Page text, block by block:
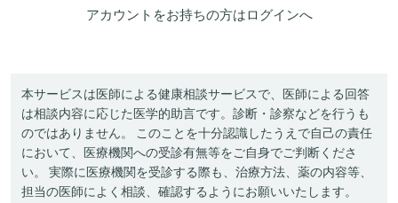
アカウントをお持ちの方はログインへ
本サービスは医師による健康相談サービスで、医師による回答
は相談内容に応じた医学的助言です。診断・診察などを行うも
のではありません。 このことを十分認識したうえで自己の責任
において、医療機関への受診有無等をご自身でご判断くださ
い。 実際に医療機関を受診する際も、治療方法、薬の内容等、
担当の医師によく相談、確認するようにお願いいたします。